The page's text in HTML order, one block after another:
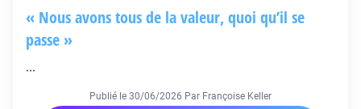
« Nous avons tous de la valeur, quoi qu’il se
passe »
...
Publié le 30/06/2026 Par Françoise Keller